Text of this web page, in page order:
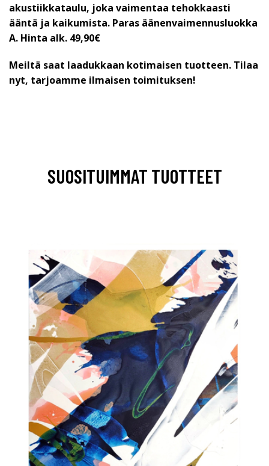
akustiikkataulu, joka vaimentaa tehokkaasti
ääntä ja kaikumista. Paras äänenvaimennusluokka
A. Hinta alk. 49,90€
Meiltä saat laadukkaan kotimaisen tuotteen. Tilaa
nyt, tarjoamme ilmaisen toimituksen!
SUOSITUIMMAT TUOTTEET